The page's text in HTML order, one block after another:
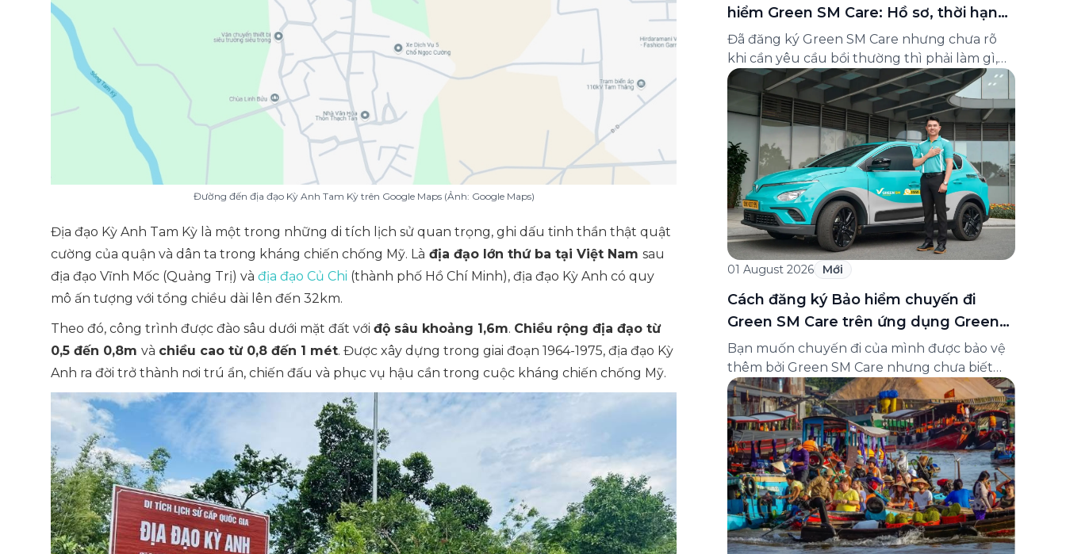
Đường đến địa đạo Kỳ Anh Tam Kỳ trên Google Maps (Ảnh: Google Maps)
Địa đạo Kỳ Anh Tam Kỳ là một trong những di tích lịch sử quan trọng, ghi dấu tinh thần thật quật
cường của quận và dân ta trong kháng chiến chống Mỹ. Là địa đạo lớn thứ ba tại Việt Nam sau
địa đạo Vĩnh Mốc (Quảng Trị) và địa đạo Củ Chi (thành phố Hồ Chí Minh), địa đạo Kỳ Anh có quy
mô ấn tượng với tổng chiều dài lên đến 32km.
Theo đó, công trình được đào sâu dưới mặt đất với độ sâu khoảng 1,6m. Chiều rộng địa đạo từ
0,5 đến 0,8m và chiều cao từ 0,8 đến 1 mét. Được xây dựng trong giai đoạn 1964-1975, địa đạo Kỳ
Anh ra đời trở thành nơi trú ẩn, chiến đấu và phục vụ hậu cần trong cuộc kháng chiến chống Mỹ.
hiểm Green SM Care: Hồ sơ, thời hạn
và cách liên hệ hỗ trợ
Đã đăng ký Green SM Care nhưng chưa rõ
khi cần yêu cầu bồi thường thì phải làm gì,
hồ sơ ra sao, hay giấy chứng nhận bảo hiểm
tìm ở đâu? Bài viết này tổng hợp đầy đủ các
câu hỏi thường gặp nhất về quy trình bồi
thường và hỗ trợ của Green […]
01 August 2026 Mới
Cách đăng ký Bảo hiểm chuyến đi
Green SM Care trên ứng dụng Green
SM
Bạn muốn chuyến đi của mình được bảo vệ
thêm bởi Green SM Care nhưng chưa biết
đăng ký ở đâu? Bài viết dưới đây sẽ hướng
dẫn chi tiết cách tham gia (và hủy tham gia)
gói bảo hiểm này ngay trên ứng dụng Green
SM, cùng những lưu ý quan trọng trước khi
[…]